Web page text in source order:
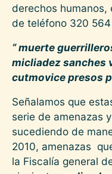
derechos
de teléfono 320
“ muerte
micliadez sanches
cutmovice presos
Señalamos que
serie de amenazas
sucediendo de
2010, amenazas
la Fiscalía general